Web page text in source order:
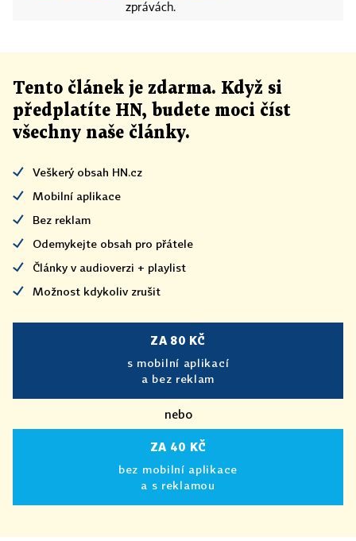
zprávách.
Tento článek je zdarma. Když si
předplatíte HN, budete moci číst
všechny naše články.
Veškerý obsah HN.cz
Mobilní aplikace
Bez reklam
Odemykejte obsah pro přátele
Články v audioverzi + playlist
Možnost kdykoliv zrušit
ZA 80 KČ
s mobilní aplikací
a bez reklam
nebo
ZA 40 KČ
bez mobilní aplikace
a s reklamou